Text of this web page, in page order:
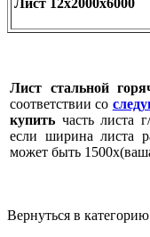
Лист 12х2000х6000
Лист стальной
соответствии со
купить часть листа
если ширина листа
может быть
Вернуться в категорию